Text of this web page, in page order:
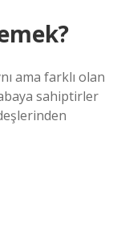
ama farklı olan
sahiptirler